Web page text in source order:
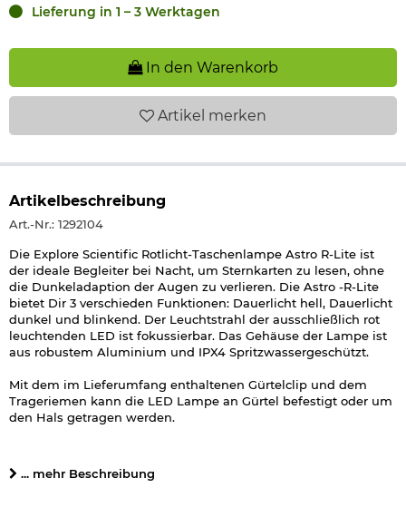
Lieferung in 1 – 3 Werktagen
In den Warenkorb
Artikel merken
Artikelbeschreibung
Art.-Nr.: 1292104
Die Explore Scientific Rotlicht-Taschenlampe Astro R-Lite ist
der ideale Begleiter bei Nacht, um Sternkarten zu lesen, ohne
die Dunkeladaption der Augen zu verlieren. Die Astro -R-Lite
bietet Dir 3 verschieden Funktionen: Dauerlicht hell, Dauerlicht
dunkel und blinkend. Der Leuchtstrahl der ausschließlich rot
leuchtenden LED ist fokussierbar. Das Gehäuse der Lampe ist
aus robustem Aluminium und IPX4 Spritzwassergeschützt.
Mit dem im Lieferumfang enthaltenen Gürtelclip und dem
Trageriemen kann die LED Lampe an Gürtel befestigt oder um
den Hals getragen werden.
Lieferumfang enthalten ist.
... mehr Beschreibung